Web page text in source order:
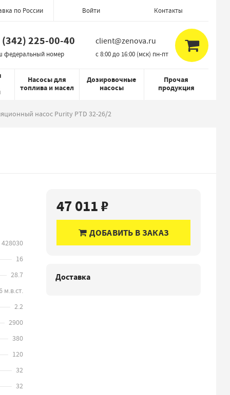
по России Войти Контакты
(342) 225-00-40
федеральный номер
client@zenova.ru
c 8:00 до 16:00 (мск) пн-пт
Насосы для
топлива и масел
Дозировочные
насосы
Прочая
продукция
насос Purity PTD 32-26/2
428030
16
28.7
м.в.ст.
2.2
2900
380
120
32
32
47 011 ₽
ДОБАВИТЬ В ЗАКАЗ
Доставка